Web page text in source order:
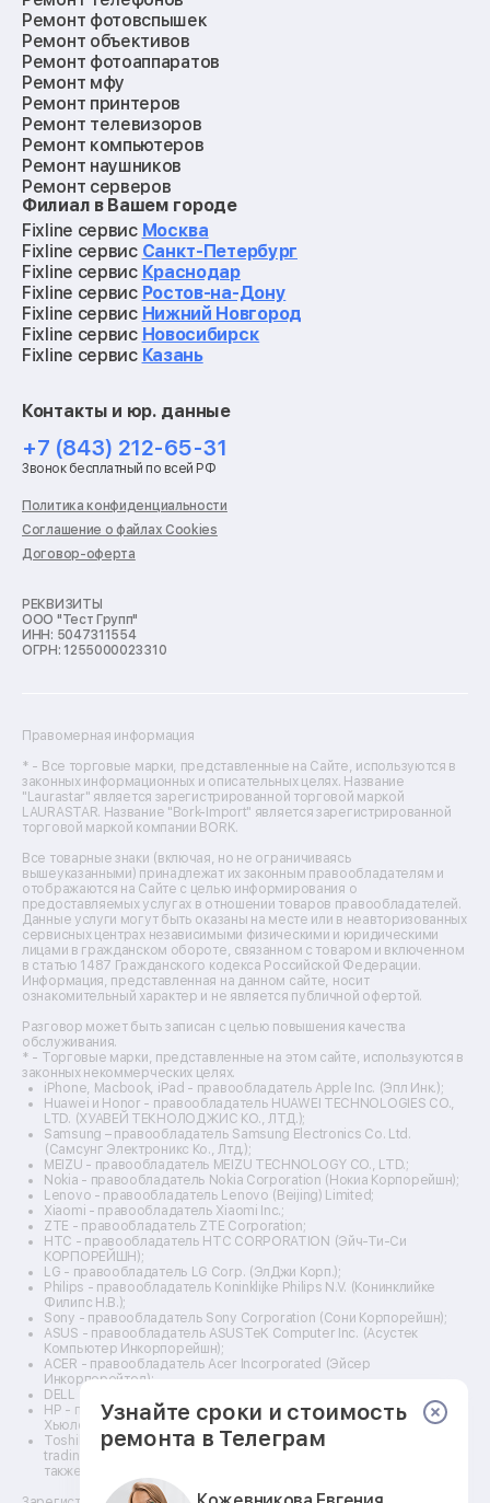
Ремонт фотовспышек
Ремонт объективов
Ремонт фотоаппаратов
Ремонт мфу
Ремонт принтеров
Ремонт телевизоров
Ремонт компьютеров
Ремонт наушников
Ремонт серверов
Ремонт мониторов
Ремонт квадрокоптеров
Ремонт электросамокатов
Ремонт материнских плат
Ремонт видеокарт
Ремонт кофемашин
Ремонт vr систем
Ремонт игровых приставок
Ремонт роботов-пылесосов
Ремонт холодильников
Ремонт стиральных машин
Ремонт пылесосов
Ремонт варочных панелей
Ремонт духовых шкафов
Ремонт кондиционеров
Ремонт кухонных комбайнов
Ремонт морозильных камер
Ремонт отпаривателей
Ремонт плоттеров
Ремонт фенов
Ремонт цифровых биноклей
Ремонт тепловизоров
Ремонт массажных кресел
Ремонт водонагревателей
Ремонт вытяжек
Ремонт источников бесперебойного питания
Ремонт пароварок
Ремонт микшерных пультов
Ремонт dj-пультов
Ремонт кухонных плит
Ремонт стедикамов
Ремонт оптических прицелов
Ремонт электровелосипедов
Ремонт видеокамер
Ремонт эхолотов
Ремонт 3d-принтеров
Ремонт прицелов ночного видения
Ремонт винных шкафов
Ремонт выпрямителей
Ремонт сушилок для рук
Ремонт дальномеров
Ремонт снегоуборщиков
Филиал в Вашем городе
Fixline сервис Москва
Fixline сервис Санкт-Петербург
Fixline сервис Краснодар
Fixline сервис Ростов-на-Дону
Fixline сервис Нижний Новгород
Fixline сервис Новосибирск
Fixline сервис Казань
Контакты и юр. данные
+7 (843) 212-65-31
Звонок бесплатный по всей РФ
Политика конфиденциальности
Соглашение о файлах Cookies
Договор-оферта
РЕКВИЗИТЫ
ООО "Тест Групп"
ИНН: 5047311554
ОГРН: 1255000023310
Правомерная информация
* - Все торговые марки, представленные на Сайте, используются в
законных информационных и описательных целях. Название
"Laurastar" является зарегистрированной торговой маркой
LAURASTAR. Название "Bork-Import" является зарегистрированной
торговой маркой компании BORK.
Все товарные знаки (включая, но не ограничиваясь
вышеуказанными) принадлежат их законным правообладателям и
отображаются на Сайте с целью информирования о
предоставляемых услугах в отношении товаров правообладателей.
Данные услуги могут быть оказаны на месте или в неавторизованных
сервисных центрах независимыми физическими и юридическими
лицами в гражданском обороте, связанном с товаром и включенном
в статью 1487 Гражданского кодекса Российской Федерации.
Информация, представленная на данном сайте, носит
ознакомительный характер и не является публичной офертой.
Разговор может быть записан с целью повышения качества
обслуживания.
* - Торговые марки, представленные на этом сайте, используются в
законных некоммерческих целях.
iPhone, Macbook, iPad - правообладатель Apple Inc. (Эпл Инк.);
Huawei и Honor - правообладатель HUAWEI TECHNOLOGIES CO.,
LTD. (ХУАВЕЙ ТЕКНОЛОДЖИС КО., ЛТД.);
Samsung – правообладатель Samsung Electronics Co. Ltd.
(Самсунг Электроникс Ко., Лтд.);
MEIZU - правообладатель MEIZU TECHNOLOGY CO., LTD.;
Nokia - правообладатель Nokia Corporation (Нокиа Корпорейшн);
Lenovo - правообладатель Lenovo (Beijing) Limited;
Xiaomi - правообладатель Xiaomi Inc.;
ZTE - правообладатель ZTE Corporation;
HTC - правообладатель HTC CORPORATION (Эйч-Ти-Си
КОРПОРЕЙШН);
LG - правообладатель LG Corp. (ЭлДжи Корп.);
Philips - правообладатель Koninklijke Philips N.V. (Конинклийке
Филипс Н.В.);
Sony - правообладатель Sony Corporation (Сони Корпорейшн);
ASUS - правообладатель ASUSTeK Computer Inc. (Асустек
Компьютер Инкорпорейшн);
ACER - правообладатель Acer Incorporated (Эйсер
Инкорпорейтед);
DELL - правообладатель Dell Inc.(Делл Инк.);
HP - правообладатель HP Hewlett-Packard Group LLC (ЭйчПи
Хьюлетт Паккард Груп ЛЛК);
Toshiba - правообладатель KABUSHIKI KAISHA TOSHIBA, also
trading as Toshiba Corporation (КАБУШИКИ КАЙША ТОШИБА
также торгующая как Тосиба Корпорейшн).
Узнайте сроки и стоимость
ремонта в Телеграм